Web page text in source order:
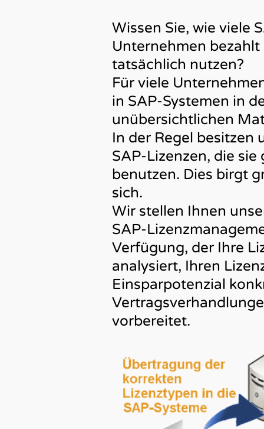
Wissen Sie, wie viele
Unternehmen
tatsächlich nutzen?
Für viele
in SAP-Systemen in
unübersichtlichen
In der Regel besitzen
SAP-Lizenzen, die
benutzen. Dies birgt
sich.
Wir stellen Ihnen
SAP-
Verfügung, der Ihre
analysiert, Ihren
Einsparpotenzial
vorbereitet.